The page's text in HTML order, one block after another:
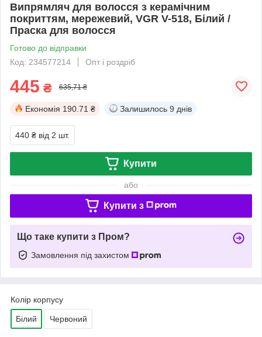
Випрямляч для волосся з керамічним
покриттям, мережевий, VGR V-518, Білий /
Праска для волосся
Готово до відправки
Код: 234577214
Опт і роздріб
445 ₴ 635,71 ₴
Економія 190.71 ₴ Залишилось 9 днів
440 ₴ від 2 шт.
Купити
або
Купити з
Що таке купити з Пром?
Замовлення під захистом
Колір корпусу
Білий Червоний